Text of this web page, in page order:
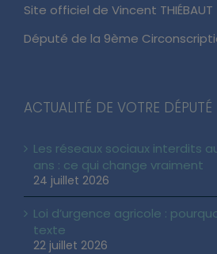
Site officiel de Vincent THIÉBAUT
Député de la 9ème
ACTUALITÉ DE VOTRE DÉPUTÉ
Les réseaux sociaux interdits
ans : ce qui change vraiment
24 juillet 2026
Loi d’urgence agricole :
texte
22 juillet 2026